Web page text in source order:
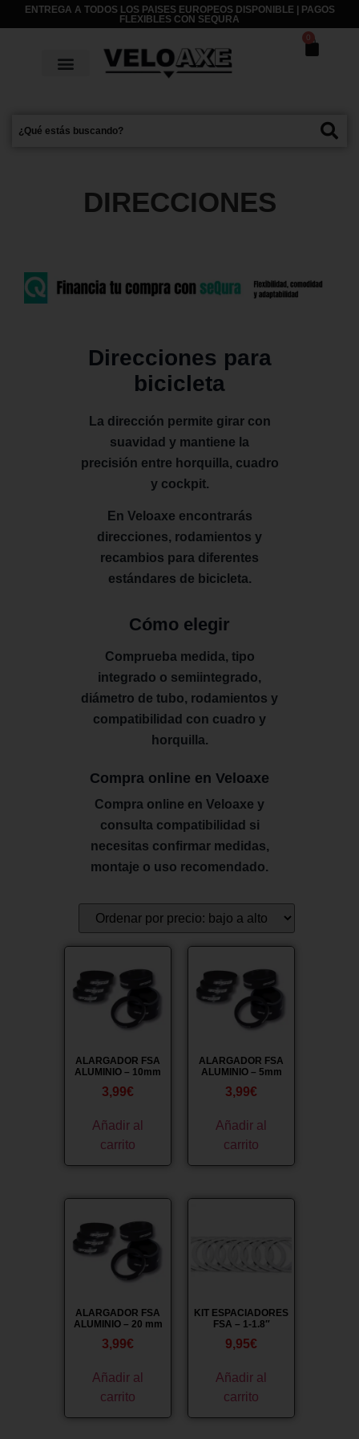
ENTREGA A TODOS LOS PAISES EUROPEOS DISPONIBLE | PAGOS
FLEXIBLES CON SEQURA
0
DIRECCIONES
Direcciones para
bicicleta
La dirección permite girar con
suavidad y mantiene la
precisión entre horquilla, cuadro
y cockpit.
En Veloaxe encontrarás
direcciones, rodamientos y
recambios para diferentes
estándares de bicicleta.
Cómo elegir
Comprueba medida, tipo
integrado o semiintegrado,
diámetro de tubo, rodamientos y
compatibilidad con cuadro y
horquilla.
Compra online en Veloaxe
Compra online en Veloaxe y
consulta compatibilidad si
necesitas confirmar medidas,
montaje o uso recomendado.
ALARGADOR FSA
ALUMINIO – 10mm
3,99€
Añadir al
carrito
ALARGADOR FSA
ALUMINIO – 5mm
3,99€
Añadir al
carrito
ALARGADOR FSA
ALUMINIO – 20 mm
3,99€
Añadir al
carrito
KIT ESPACIADORES
FSA – 1-1.8″
9,95€
Añadir al
carrito